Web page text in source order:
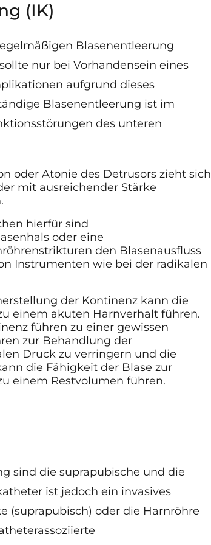
(IK)
Blasenentleerung
nur bei Vorhandensein eines
aufgrund dieses
Blasenentleerung ist im
des unteren
oder Atonie des Detrusors zieht sich
mit ausreichender Stärke
hierfür sind
oder eine
den Blasenausfluss
Instrumenten wie bei der radikalen
der Kontinenz kann die
einem akuten Harnverhalt führen.
führen zu einer gewissen
zur Behandlung der
Druck zu verringern und die
die Fähigkeit der Blase zur
einem Restvolumen führen.
sind die suprapubische und die
ist jedoch ein invasives
(suprapubisch) oder die Harnröhre